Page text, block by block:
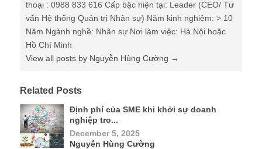
thoại : 0988 833 616 Cấp bậc hiện tại: Leader (CEO/ Tư
vấn Hệ thống Quản trị Nhân sự) Năm kinh nghiệm: > 10
Năm Ngành nghề: Nhân sự Nơi làm việc: Hà Nội hoặc
Hồ Chí Minh
View all posts by Nguyễn Hùng Cường →
Related Posts
Định phí của SME khi khởi sự doanh
nghiệp tro...
December 5, 2025
Nguyễn Hùng Cường